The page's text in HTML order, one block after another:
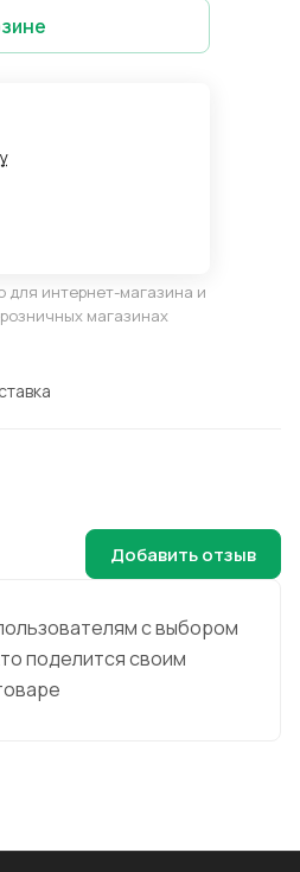
для интернет-магазина и
магазинах
с выбором
поделится своим
Добавить отзыв